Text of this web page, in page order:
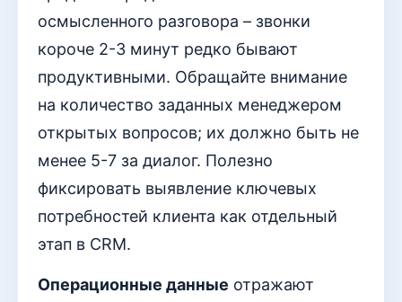
осмысленного разговора – звонки
короче 2-3 минут редко бывают
продуктивными. Обращайте внимание
на количество заданных менеджером
открытых вопросов; их должно быть не
менее 5-7 за диалог. Полезно
фиксировать выявление ключевых
потребностей клиента как отдельный
этап в CRM.
Операционные данные отражают